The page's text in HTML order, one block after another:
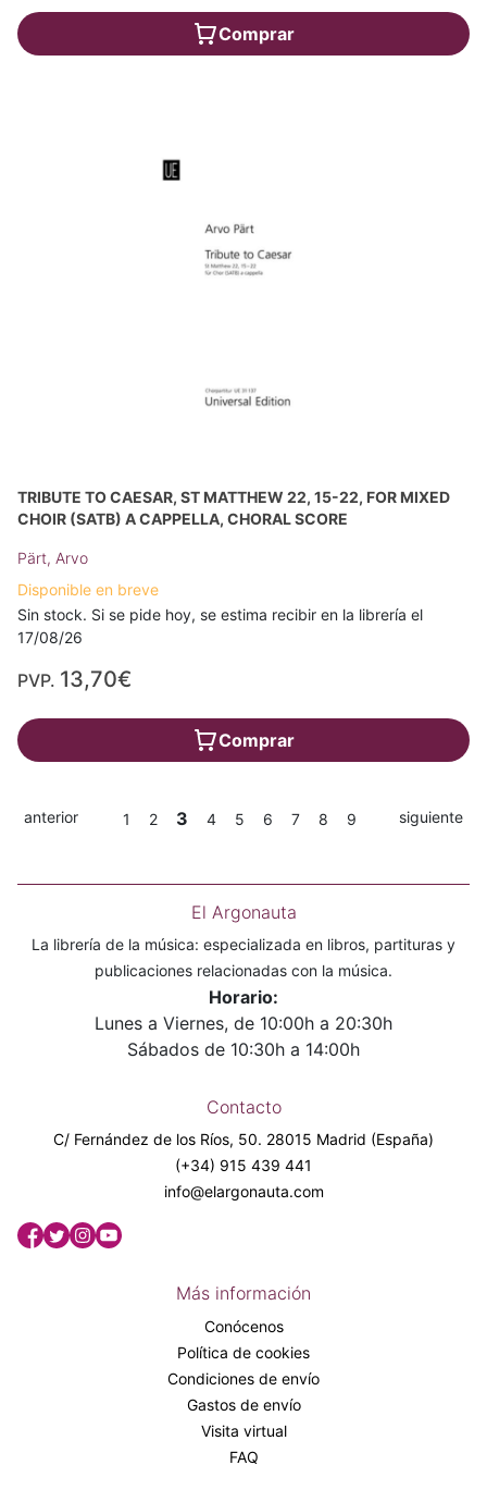
Comprar
TRIBUTE TO CAESAR, ST MATTHEW 22, 15-22, FOR MIXED
CHOIR (SATB) A CAPPELLA, CHORAL SCORE
Pärt, Arvo
Disponible en breve
Sin stock. Si se pide hoy, se estima recibir en la librería el
17/08/26
PVP. 13,70€
Comprar
anterior 1 2 3 4 5 6 7 8 9 siguiente
El Argonauta
La librería de la música: especializada en libros, partituras y
publicaciones relacionadas con la música.
Horario:
Lunes a Viernes, de 10:00h a 20:30h
Sábados de 10:30h a 14:00h
Contacto
C/ Fernández de los Ríos, 50. 28015 Madrid (España)
(+34) 915 439 441
info@elargonauta.com
Más información
Conócenos
Política de cookies
Condiciones de envío
Gastos de envío
Visita virtual
FAQ